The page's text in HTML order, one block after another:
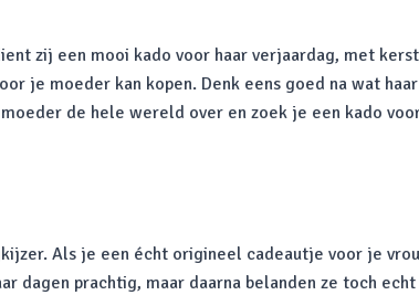
zij een mooi kado voor haar verjaardag, met
je moeder kan kopen. Denk eens goed na wat haar
de hele wereld over en zoek je een kado
Als je een écht origineel cadeautje voor je
dagen prachtig, maar daarna belanden ze toch